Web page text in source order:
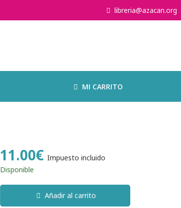
libreria@azacan.org
MI CARRITO
11.00€ Impuesto incluido
Disponible
Añadir al carrito